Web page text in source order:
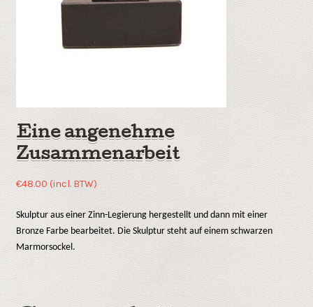
Eine angenehme
Zusammenarbeit
€48.00 (incl. BTW)
Skulptur aus einer Zinn-Legierung hergestellt und dann mit einer
Bronze Farbe bearbeitet. Die Skulptur steht auf einem schwarzen
Marmorsockel.